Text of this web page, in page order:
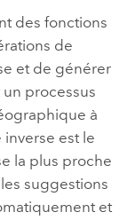
des fonctions
de
et de générer
processus
à
est le
la plus proche
suggestions
et